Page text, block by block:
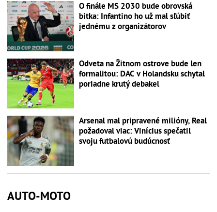
O finále MS 2030 bude obrovská
bitka: Infantino ho už mal sľúbiť
jednému z organizátorov
Odveta na Žitnom ostrove bude len
formalitou: DAC v Holandsku schytal
poriadne krutý debakel
Arsenal mal pripravené milióny, Real
požadoval viac: Vinícius spečatil
svoju futbalovú budúcnosť
AUTO-MOTO